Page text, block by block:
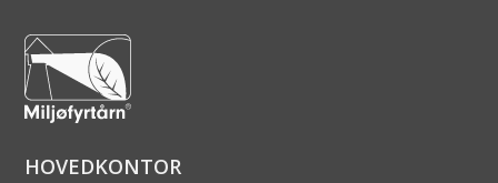
HOVEDKONTOR